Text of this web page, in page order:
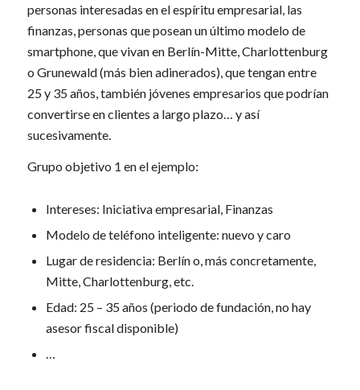
personas interesadas en el espíritu empresarial, las
finanzas, personas que posean un último modelo de
smartphone, que vivan en Berlín-Mitte, Charlottenburg
o Grunewald (más bien adinerados), que tengan entre
25 y 35 años, también jóvenes empresarios que podrían
convertirse en clientes a largo plazo… y así
sucesivamente.
Grupo objetivo 1 en el ejemplo:
Intereses: Iniciativa empresarial, Finanzas
Modelo de teléfono inteligente: nuevo y caro
Lugar de residencia: Berlín o, más concretamente,
Mitte, Charlottenburg, etc.
Edad: 25 – 35 años (periodo de fundación, no hay
asesor fiscal disponible)
…